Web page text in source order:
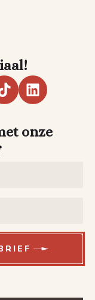
onze